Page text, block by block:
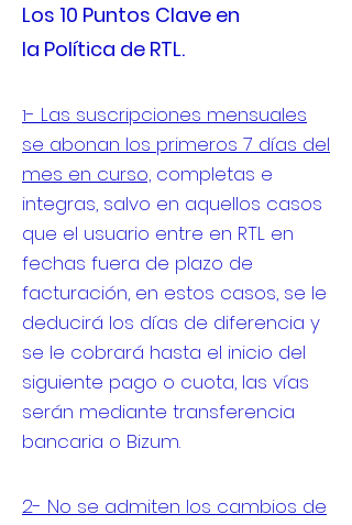
Los 10 Puntos Clave en
la Política de RTL.
1- Las suscripciones mensuales
se abonan los primeros 7 días del
mes en curso, completas e
integras, salvo en aquellos casos
que el usuario entre en RTL en
fechas fuera de plazo de
facturación, en estos casos, se le
deducirá los días de diferencia y
se le cobrará hasta el inicio del
siguiente pago o cuota, las vías
serán mediante transferencia
bancaria o Bizum.
2- No se admiten los cambios de